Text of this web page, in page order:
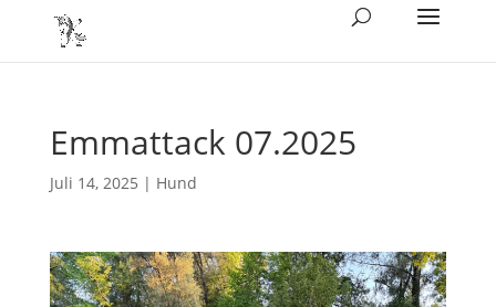
Emmattack 07.2025
Juli 14, 2025 | Hund